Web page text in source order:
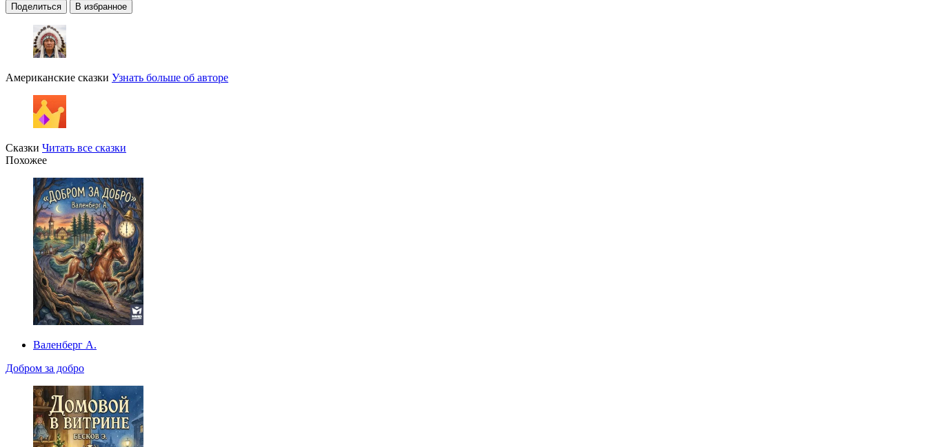
Поделиться В избранное
Американские сказки Узнать больше об авторе
Сказки Читать все сказки
Похожее
Валенберг А.
Добром за добро